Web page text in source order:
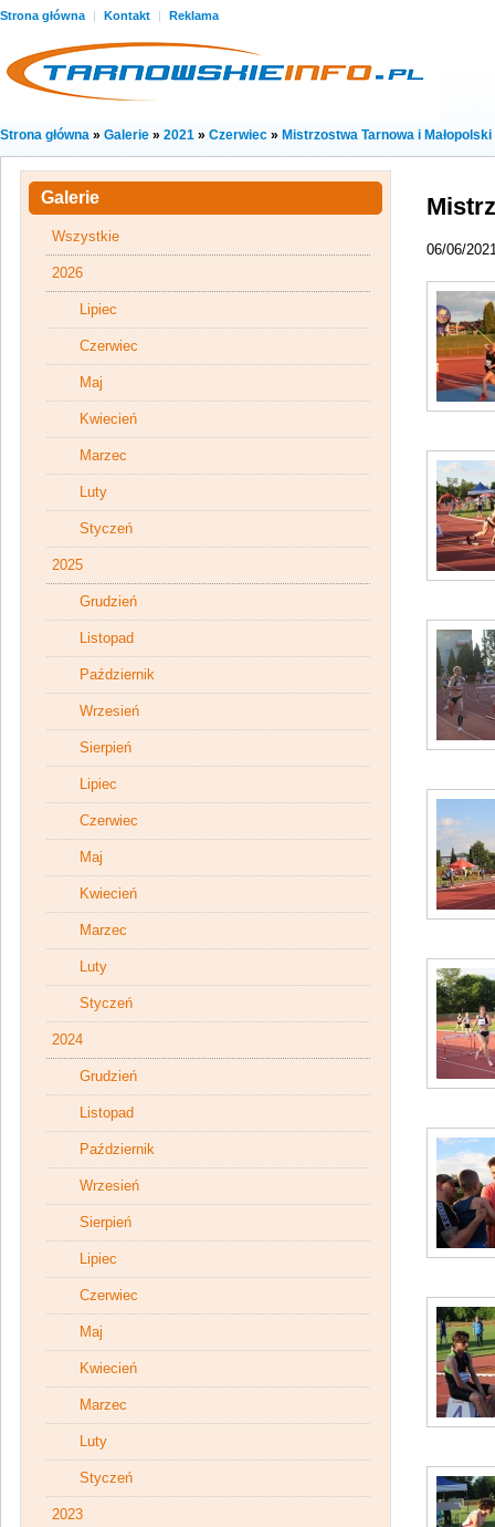
Strona główna | Kontakt | Reklama
Strona główna » Galerie » 2021 » Czerwiec » Mistrzostwa Tarnowa i
06/06/
Galerie
Wszystkie
2026
Lipiec
Czerwiec
Maj
Kwiecień
Marzec
Luty
Styczeń
2025
Grudzień
Listopad
Październik
Wrzesień
Sierpień
Lipiec
Czerwiec
Maj
Kwiecień
Marzec
Luty
Styczeń
2024
Grudzień
Listopad
Październik
Wrzesień
Sierpień
Lipiec
Czerwiec
Maj
Kwiecień
Marzec
Luty
Styczeń
2023